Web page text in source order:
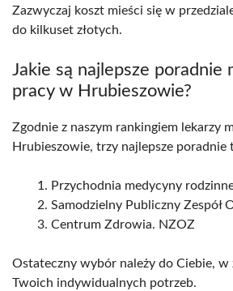
Zazwyczaj koszt mieści się w
do kilkuset złotych.
Jakie są najlepsze poradnie
pracy w Hrubieszowie?
Zgodnie z naszym rankingiem lekarzy
Hrubieszowie, trzy najlepsze poradnie
Przychodnia medycyny
Samodzielny Publiczny Zespół
Centrum Zdrowia. NZOZ
Ostateczny wybór należy do Ciebie, w
Twoich indywidualnych potrzeb.